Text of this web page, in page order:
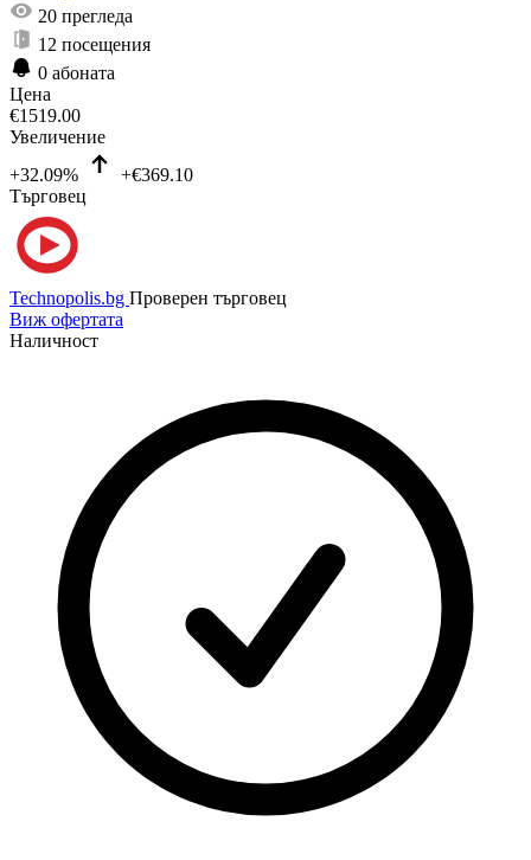
20 прегледа
12 посещения
0 абоната
Цена
€1519.00
Увеличение
+32.09%
+€369.10
Търговец
Technopolis.bg Проверен търговец
Виж офертата
Наличност